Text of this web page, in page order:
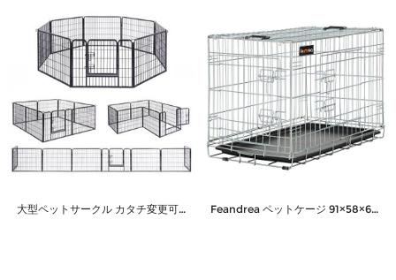
大型ペットサークル カタチ変更可能 高さ60cm Feandrea ペットケージ 91×58×64cm 犬ケージ ペットハウス 出入り口2つ 室内外兼用 折り畳み可 NPPD36W